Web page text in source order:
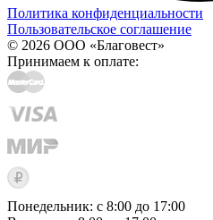
Политика конфиденциальности
Пользовательское соглашение
© 2026 ООО «Благовест»
Принимаем к оплате:
Понедельник: с 8:00 до 17:00